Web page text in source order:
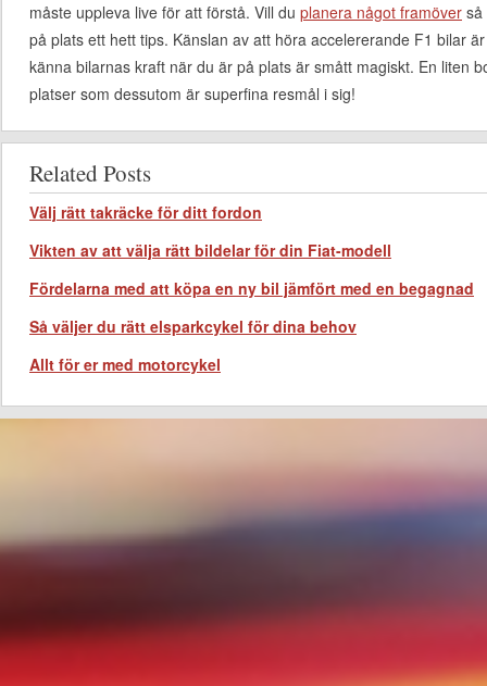
måste uppleva live för att förstå. Vill du planera något framöver så
på plats ett hett tips. Känslan av att höra accelererande F1 bilar
känna bilarnas kraft när du är på plats är smått magiskt. En liten
platser som dessutom är superfina resmål i sig!
Related Posts
Välj rätt takräcke för ditt fordon
Vikten av att välja rätt bildelar för din Fiat-modell
Fördelarna med att köpa en ny bil jämfört med en begagnad
Så väljer du rätt elsparkcykel för dina behov
Allt för er med motorcykel